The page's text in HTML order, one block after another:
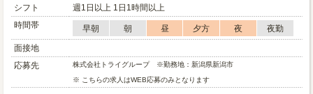
シフト
週1日以上 1日1時間以上
時間帯
早朝 朝 昼 夕方 夜
夜勤
面接地
応募先
株式会社トライグループ ※勤務地：新潟県新潟市
※ こちらの求人はWEB応募のみとなります